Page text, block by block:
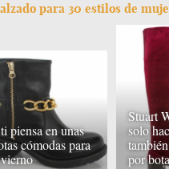
para 30 estilos de
piensa en unas
cómodas para
Stuart
solo
por